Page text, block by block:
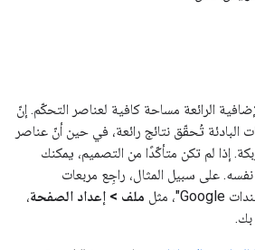
الرائعة مساحة كافية لعناصر التحكّم. إنّ
البادئة تُحقّق نتائج رائعة، في حين أنّ عناصر
إذا لم تكن متأكّدًا من التصميم، يمكنك
على سبيل المثال، راجِع مربعات
ملف > إعداد الصفحة،
بك.